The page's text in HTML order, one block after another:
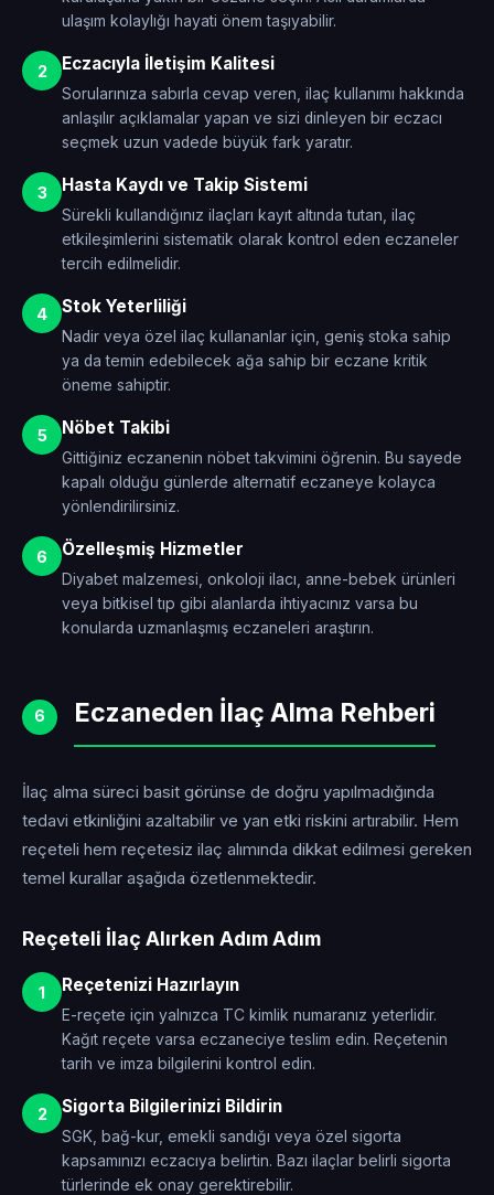
ulaşım kolaylığı hayati önem taşıyabilir.
2 Eczacıyla İletişim Kalitesi
Sorularınıza sabırla cevap veren, ilaç kullanımı hakkında
anlaşılır açıklamalar yapan ve sizi dinleyen bir eczacı
seçmek uzun vadede büyük fark yaratır.
3 Hasta Kaydı ve Takip Sistemi
Sürekli kullandığınız ilaçları kayıt altında tutan, ilaç
etkileşimlerini sistematik olarak kontrol eden eczaneler
tercih edilmelidir.
4 Stok Yeterliliği
Nadir veya özel ilaç kullananlar için, geniş stoka sahip
ya da temin edebilecek ağa sahip bir eczane kritik
öneme sahiptir.
5 Nöbet Takibi
Gittiğiniz eczanenin nöbet takvimini öğrenin. Bu sayede
kapalı olduğu günlerde alternatif eczaneye kolayca
yönlendirilirsiniz.
6 Özelleşmiş Hizmetler
Diyabet malzemesi, onkoloji ilacı, anne-bebek ürünleri
veya bitkisel tıp gibi alanlarda ihtiyacınız varsa bu
konularda uzmanlaşmış eczaneleri araştırın.
6 Eczaneden İlaç Alma Rehberi
İlaç alma süreci basit görünse de doğru yapılmadığında
tedavi etkinliğini azaltabilir ve yan etki riskini artırabilir. Hem
reçeteli hem reçetesiz ilaç alımında dikkat edilmesi gereken
temel kurallar aşağıda özetlenmektedir.
Reçeteli İlaç Alırken Adım Adım
1 Reçetenizi Hazırlayın
E-reçete için yalnızca TC kimlik numaranız yeterlidir.
Kağıt reçete varsa eczaneciye teslim edin. Reçetenin
tarih ve imza bilgilerini kontrol edin.
2 Sigorta Bilgilerinizi Bildirin
SGK, bağ-kur, emekli sandığı veya özel sigorta
kapsamınızı eczacıya belirtin. Bazı ilaçlar belirli sigorta
türlerinde ek onay gerektirebilir.